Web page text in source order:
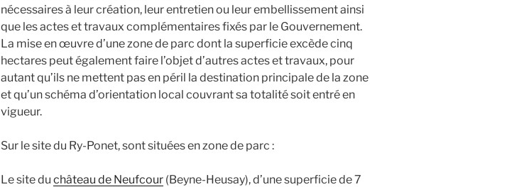
nécessaires à leur création, leur entretien ou leur embellissement ainsi
que les actes et travaux complémentaires fixés par le Gouvernement.
La mise en œuvre d’une zone de parc dont la superficie excède cinq
hectares peut également faire l’objet d’autres actes et travaux, pour
autant qu’ils ne mettent pas en péril la destination principale de la zone
et qu’un schéma d’orientation local couvrant sa totalité soit entré en
vigueur.
Sur le site du Ry-Ponet, sont situées en zone de parc :
Le site du château de Neufcour(Beyne-Heusay), d’une superficie de 7